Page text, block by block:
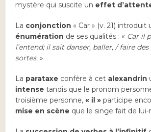
mystère qui suscite un effet
La conjonction « Car » (v. 21) introduit
énumération de ses qualités : « Car il
l’entend; il sait danser, baller, / faire
sortes. »
La parataxe confère à cet alexandrin
intense tandis que le pronom
troisième personne, « il » participe
mise en scène que le singe fait de